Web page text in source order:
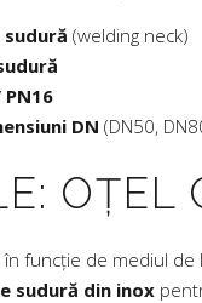
(welding neck)
PN16
DN (DN50,
OȚEL
în funcție de mediul
sudură din inox